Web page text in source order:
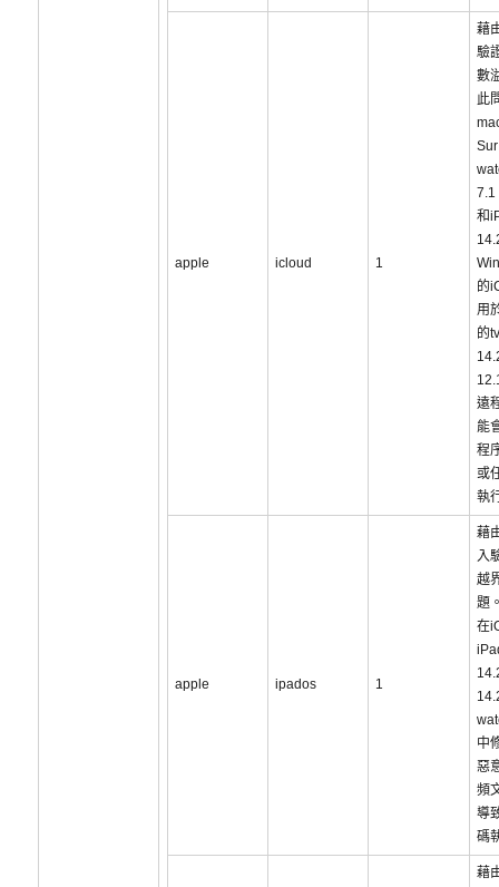
apple icloud 1
藉
驗
數
此
7.1
和
的
用
的
遠
能
程
或
執
apple ipados 1
藉
入
越
題
在
中
惡
頻
導
碼
藉